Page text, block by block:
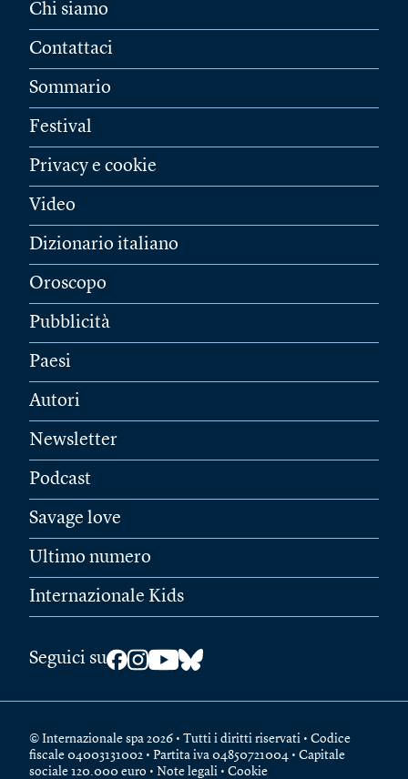
Chi siamo
Contattaci
Sommario
Festival
Privacy e cookie
Video
Dizionario italiano
Oroscopo
Pubblicità
Paesi
Autori
Newsletter
Podcast
Savage love
Ultimo numero
Internazionale Kids
Seguici su
© Internazionale spa 2026 • Tutti i diritti riservati • Codice
fiscale 04003131002 • Partita iva 04850721004 • Capitale
sociale 120.000 euro • Note legali • Cookie